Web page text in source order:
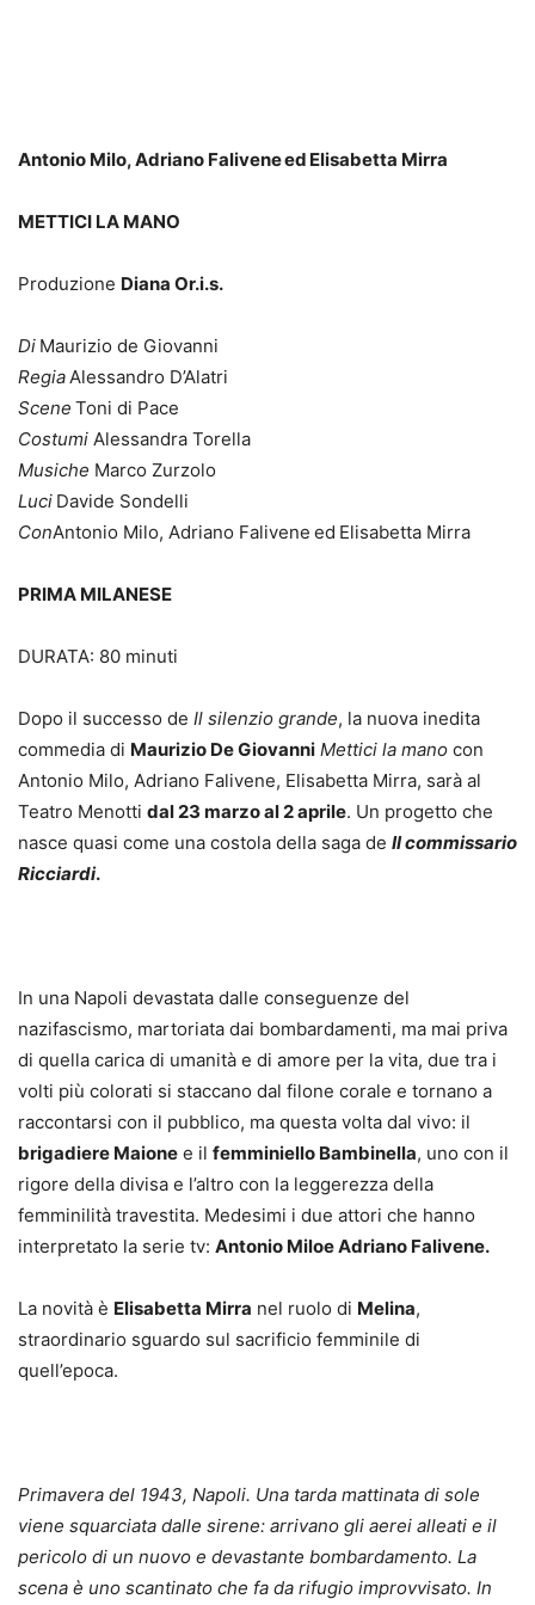
Antonio Milo, Adriano Falivene ed Elisabetta Mirra
METTICI LA MANO
Produzione Diana Or.i.s.
Di Maurizio de Giovanni
Regia Alessandro D’Alatri
Scene Toni di Pace
Costumi Alessandra Torella
Musiche Marco Zurzolo
Luci Davide Sondelli
ConAntonio Milo, Adriano Falivene ed Elisabetta Mirra
PRIMA MILANESE
DURATA: 80 minuti
Dopo il successo de Il silenzio grande, la nuova inedita
commedia di Maurizio De Giovanni Mettici la mano con
Antonio Milo, Adriano Falivene, Elisabetta Mirra, sarà al
Teatro Menotti dal 23 marzo al 2 aprile. Un progetto che
nasce quasi come una costola della saga de Il commissario
Ricciardi.
In una Napoli devastata dalle conseguenze del
nazifascismo, martoriata dai bombardamenti, ma mai priva
di quella carica di umanità e di amore per la vita, due tra i
volti più colorati si staccano dal filone corale e tornano a
raccontarsi con il pubblico, ma questa volta dal vivo: il
brigadiere Maione e il femminiello Bambinella, uno con il
rigore della divisa e l’altro con la leggerezza della
femminilità travestita. Medesimi i due attori che hanno
interpretato la serie tv: Antonio Miloe Adriano Falivene.
La novità è Elisabetta Mirra nel ruolo di Melina,
straordinario sguardo sul sacrificio femminile di
quell’epoca.
Primavera del 1943, Napoli. Una tarda mattinata di sole
viene squarciata dalle sirene: arrivano gli aerei alleati e il
pericolo di un nuovo e devastante bombardamento. La
scena è uno scantinato che fa da rifugio improvvisato. In